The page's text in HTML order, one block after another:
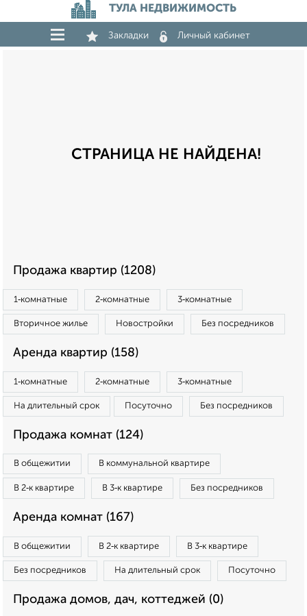
ТУЛА НЕДВИЖИМОСТЬ
Закладки Личный кабинет
СТРАНИЦА НЕ НАЙДЕНА!
Продажа квартир (1208)
1‑комнатные 2‑комнатные 3‑комнатные
Вторичное жилье Новостройки Без посредников
Аренда квартир (158)
1‑комнатные 2‑комнатные 3‑комнатные
На длительный срок Посуточно Без посредников
Продажа комнат (124)
В общежитии В коммунальной квартире
В 2‑к квартире В 3‑к квартире Без посредников
Аренда комнат (167)
В общежитии В 2‑к квартире В 3‑к квартире
Без посредников На длительный срок Посуточно
Продажа домов, дач, коттеджей (0)